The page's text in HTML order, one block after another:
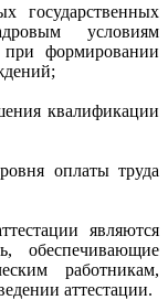
условиям
при формировании
квалификации
оплаты труда
являются
обеспечивающие
работникам,
аттестации.